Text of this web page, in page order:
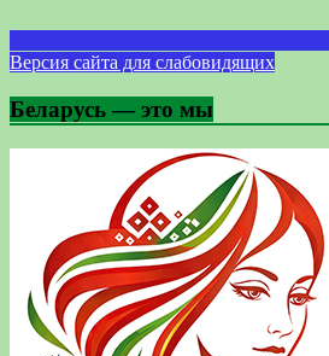
Версия сайта для слабовидящих
Беларусь — это мы